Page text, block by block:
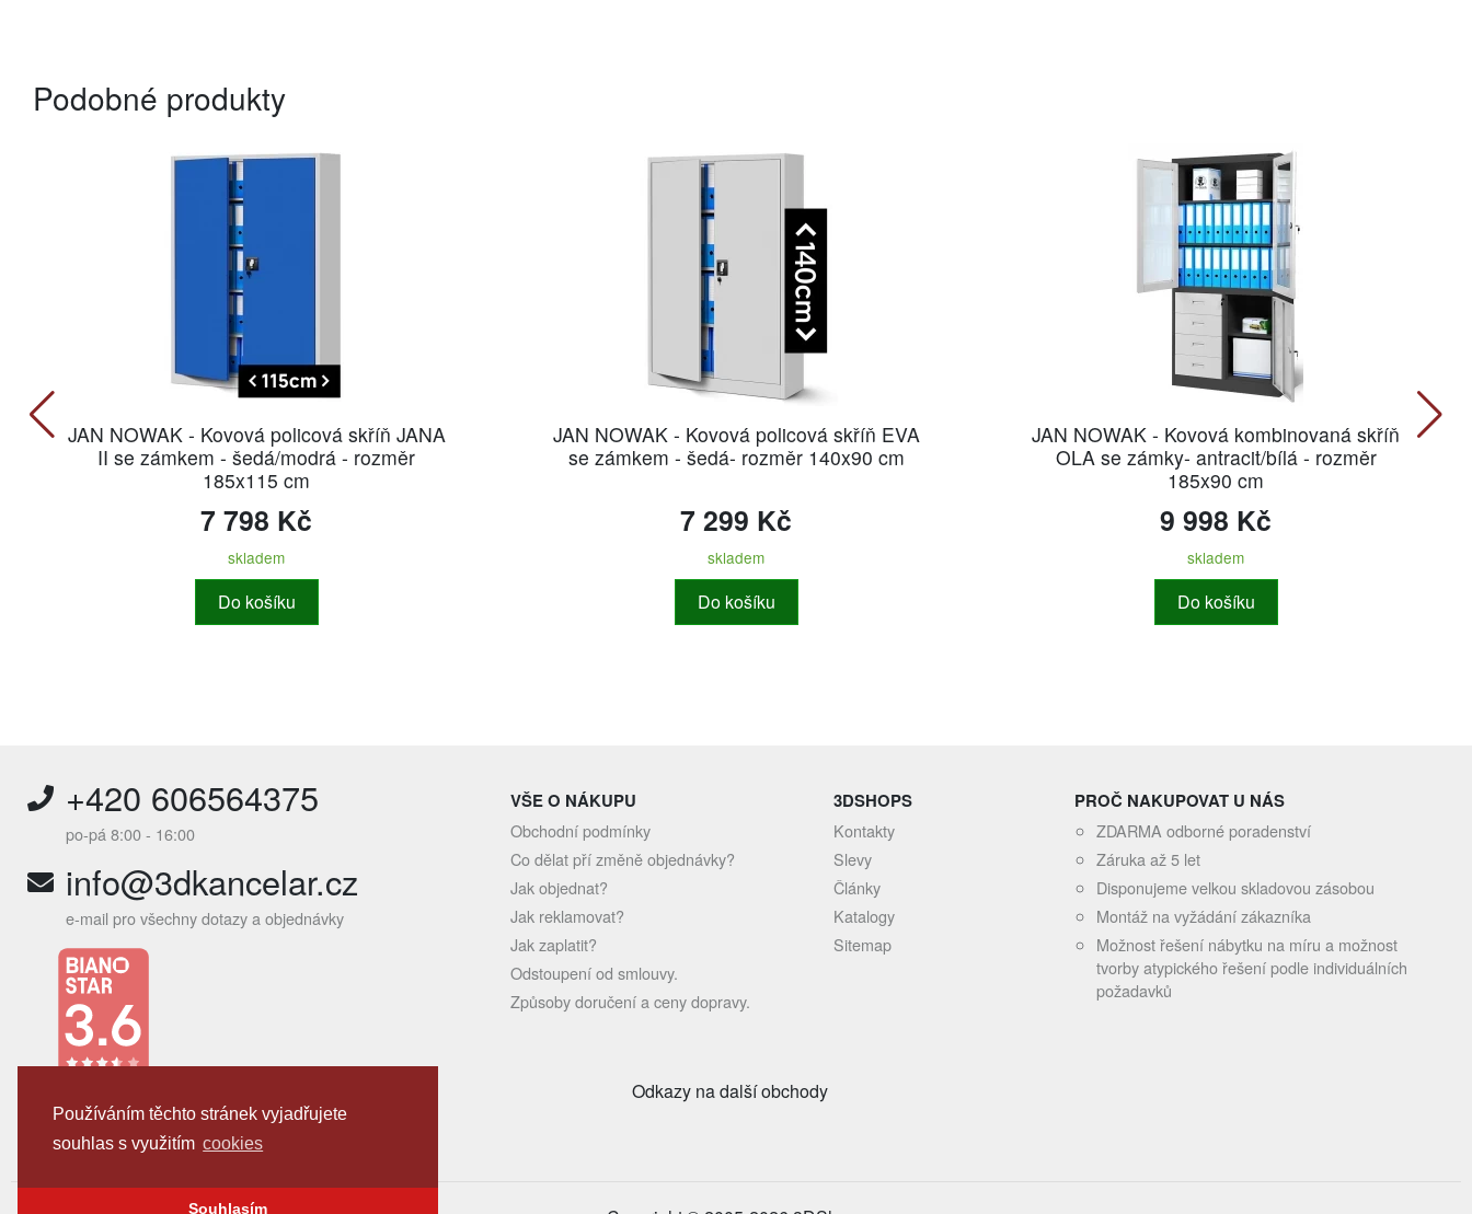
Používáním těchto stránek vyjadřujete
souhlas s využitím cookies
Souhlasím
Podobné produkty
JAN NOWAK - Kovová policová skříň JANA
II se zámkem - šedá/modrá - rozměr
185x115 cm
7 798 Kč
skladem
Do košíku
JAN NOWAK - Kovová policová skříň EVA
se zámkem - šedá- rozměr 140x90 cm
7 299 Kč
skladem
Do košíku
JAN NOWAK - Kovová kombinovaná skříň
OLA se zámky- antracit/bílá - rozměr
185x90 cm
9 998 Kč
skladem
Do košíku
+420 606564375
po-pá 8:00 - 16:00
info@3dkancelar.cz
e-mail pro všechny dotazy a objednávky
VŠE O NÁKUPU
Obchodní podmínky
Co dělat pří změně objednávky?
Jak objednat?
Jak reklamovat?
Jak zaplatit?
Odstoupení od smlouvy.
Způsoby doručení a ceny dopravy.
3DSHOPS
Kontakty
Slevy
Články
Katalogy
Sitemap
PROČ NAKUPOVAT U NÁS
ZDARMA odborné poradenství
Záruka až 5 let
Disponujeme velkou skladovou zásobou
Montáž na vyžádání zákazníka
Možnost řešení nábytku na míru a možnost
tvorby atypického řešení podle individuálních
požadavků
Odkazy na další obchody